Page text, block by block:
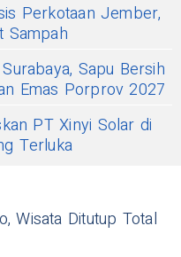
Perkotaan Jember,
Sampah
Sapu Bersih
Emas Porprov 2027
PT Xinyi Solar di
Terluka
Wisata Ditutup Total